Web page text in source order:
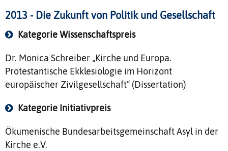
2013 - Die Zukunft von Politik und Gesellschaft
Kategorie Wissenschaftspreis
Dr. Monica Schreiber „Kirche und Europa.
Protestantische Ekklesiologie im Horizont
europäischer Zivilgesellschaft“ (Dissertation)
Kategorie Initiativpreis
Ökumenische Bundesarbeitsgemeinschaft Asyl in der
Kirche e.V.